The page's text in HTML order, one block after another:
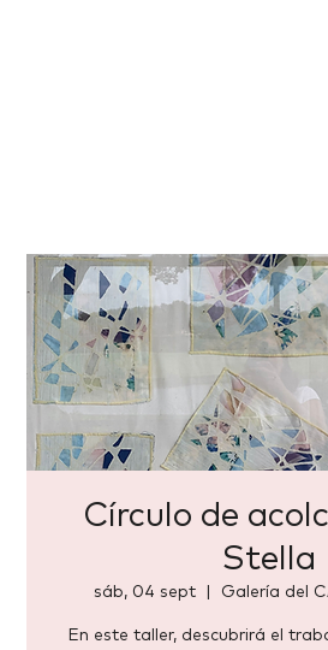
Círculo de
Stella
sáb, 04 sept Galería del
En este taller, descubrirá el